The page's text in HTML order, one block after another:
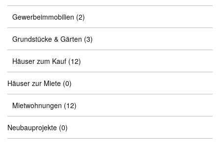
Gewerbeimmobilien (2)
Grundstücke & Gärten (3)
Häuser zum Kauf (12)
Häuser zur Miete (0)
Mietwohnungen (12)
Neubauprojekte (0)